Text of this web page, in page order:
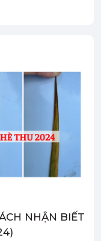
NHẬN BIẾT